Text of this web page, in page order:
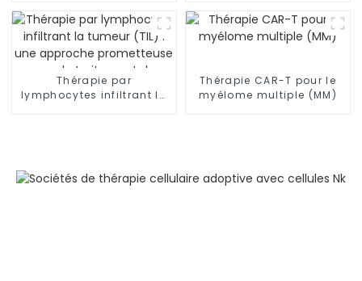
contre le cancer
humaine avec une
efficacité et une sécurité
inégalées
Thérapie par
lymphocytes infiltrant la
Thérapie CAR-T pour le
myélome multiple (MM)